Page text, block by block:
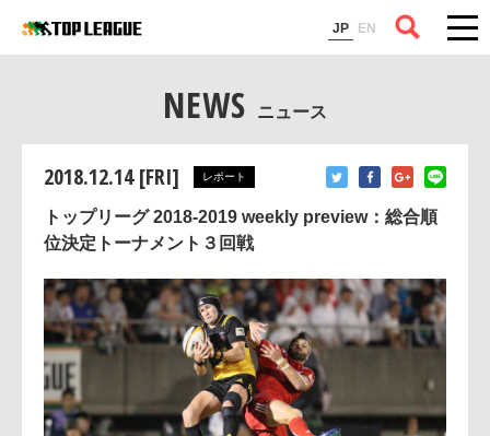
JP EN
コラム
NEWS ニュース
2018.12.14 [FRI] レポート
トップリーグ 2018-2019 weekly preview：総合順
位決定トーナメント３回戦